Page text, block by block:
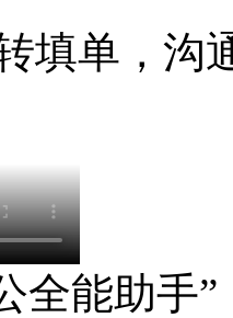
单，
全能助手”